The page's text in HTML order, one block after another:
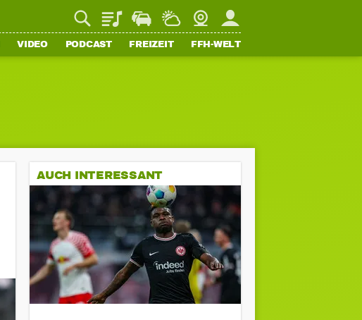
PlaylistStaupilotWetterWebcamMein FFH
VIDEO PODCAST FREIZEIT FFH-WELT
AUCH INTERESSANT